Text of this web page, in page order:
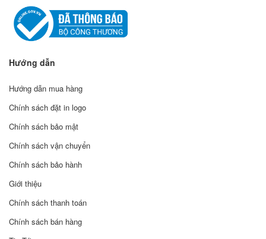
Hướng dẫn
Hướng dẫn mua hàng
Chính sách đặt in logo
Chính sách bảo mật
Chính sách vận chuyển
Chính sách bảo hành
Giới thiệu
Chính sách thanh toán
Chính sách bán hàng